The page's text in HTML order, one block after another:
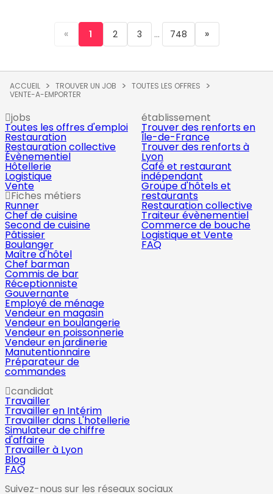
« 1 2 3 ... 748 »
ACCUEIL TROUVER UN JOB
TOUTES LES OFFRES
VENTE-A-EMPORTER
jobs
Toutes les offres d'emploi
Restauration
Restauration collective
Évènementiel
Hôtellerie
Logistique
Vente
Fiches métiers
Runner
Chef de cuisine
Second de cuisine
Pâtissier
Boulanger
Maître d'hôtel
Chef barman
Commis de bar
Réceptionniste
Gouvernante
Employé de ménage
Vendeur en magasin
Vendeur en boulangerie
Vendeur en poissonnerie
Vendeur en jardinerie
Manutentionnaire
Préparateur de
commandes
établissement
Trouver des renforts en
Île-de-France
Trouver des renforts à
Lyon
Café et restaurant
indépendant
Groupe d'hôtels et
restaurants
Restauration collective
Traiteur évènementiel
Commerce de bouche
Logistique et Vente
FAQ
candidat
Travailler
Travailler en Intérim
Travailler dans L'hotellerie
Simulateur de chiffre
d'affaire
Travailler à Lyon
Blog
FAQ
Suivez-nous sur les réseaux sociaux